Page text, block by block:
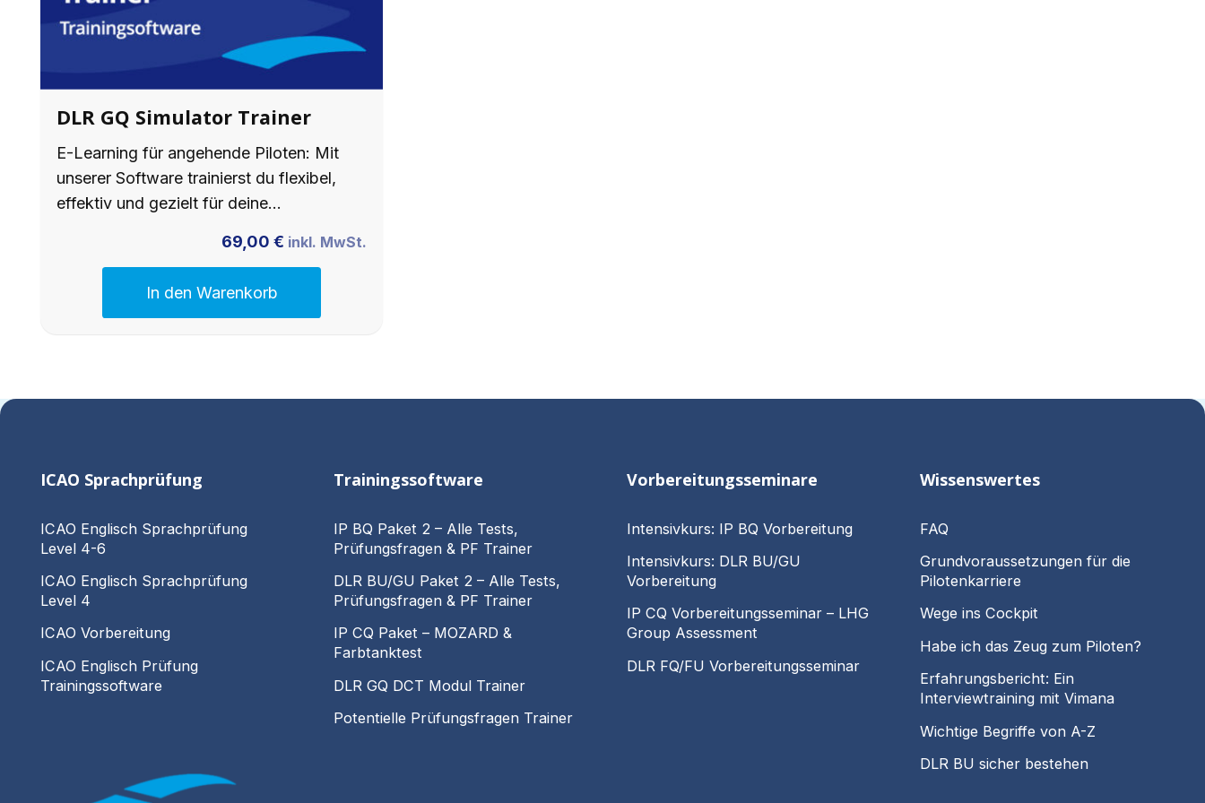
DLR GQ Simulator Trainer
E-Learning für angehende Piloten: Mit
unserer Software trainierst du flexibel,
effektiv und gezielt für deine…
69,00 € inkl. MwSt.
In den Warenkorb
ICAO Sprachprüfung
ICAO Englisch Sprachprüfung
Level 4-6
ICAO Englisch Sprachprüfung
Level 4
ICAO Vorbereitung
ICAO Englisch Prüfung
Trainingssoftware
Trainingssoftware
IP BQ Paket 2 – Alle Tests,
Prüfungsfragen & PF Trainer
DLR BU/GU Paket 2 – Alle Tests,
Prüfungsfragen & PF Trainer
IP CQ Paket – MOZARD &
Farbtanktest
DLR GQ DCT Modul Trainer
Potentielle Prüfungsfragen Trainer
Vorbereitungsseminare
Intensivkurs: IP BQ Vorbereitung
Intensivkurs: DLR BU/GU
Vorbereitung
IP CQ Vorbereitungsseminar – LHG
Group Assessment
DLR FQ/FU Vorbereitungsseminar
Wissenswertes
FAQ
Grundvoraussetzungen für die
Pilotenkarriere
Wege ins Cockpit
Habe ich das Zeug zum Piloten?
Erfahrungsbericht: Ein
Interviewtraining mit Vimana
Wichtige Begriffe von A-Z
DLR BU sicher bestehen